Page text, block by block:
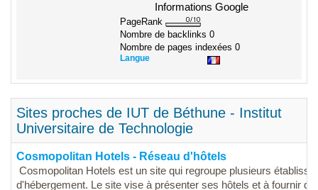
Informations Google
PageRank
Nombre de backlinks 0
Nombre de pages indexées 0
Langue
Sites proches de IUT de Béthune - Institut
Universitaire de Technologie
Cosmopolitan Hotels - Réseau d'hôtels
Cosmopolitan Hotels est un site qui regroupe plusieurs
d'hébergement. Le site vise à présenter ses hôtels et à fournir